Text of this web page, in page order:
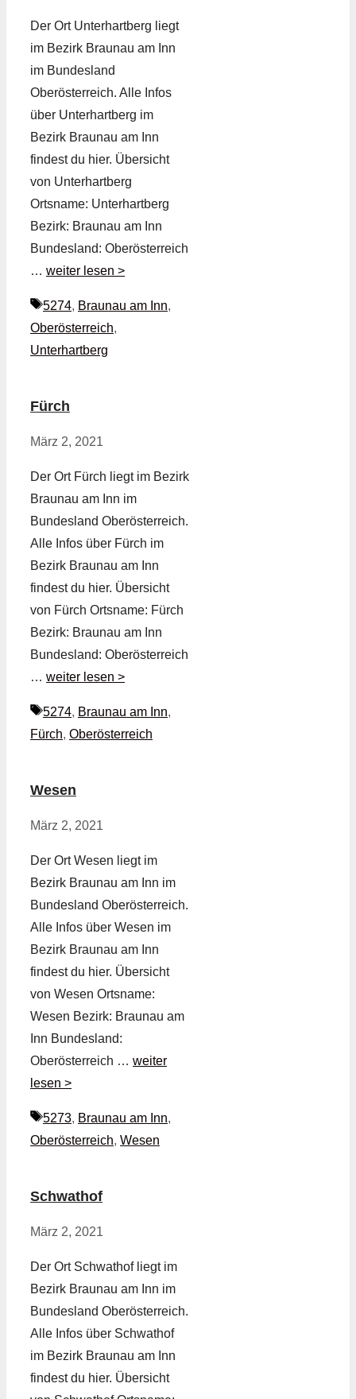
Der Ort Unterhartberg liegt
im Bezirk Braunau am Inn
im Bundesland
Oberösterreich. Alle Infos
über Unterhartberg im
Bezirk Braunau am Inn
findest du hier. Übersicht
von Unterhartberg
Ortsname: Unterhartberg
Bezirk: Braunau am Inn
Bundesland: Oberösterreich
… weiter lesen >
Schlagwörter
5274, Braunau am Inn,
Oberösterreich,
Unterhartberg
Fürch
März 2, 2021
Der Ort Fürch liegt im Bezirk
Braunau am Inn im
Bundesland Oberösterreich.
Alle Infos über Fürch im
Bezirk Braunau am Inn
findest du hier. Übersicht
von Fürch Ortsname: Fürch
Bezirk: Braunau am Inn
Bundesland: Oberösterreich
… weiter lesen >
Schlagwörter
5274, Braunau am Inn,
Fürch, Oberösterreich
Wesen
März 2, 2021
Der Ort Wesen liegt im
Bezirk Braunau am Inn im
Bundesland Oberösterreich.
Alle Infos über Wesen im
Bezirk Braunau am Inn
findest du hier. Übersicht
von Wesen Ortsname:
Wesen Bezirk: Braunau am
Inn Bundesland:
Oberösterreich … weiter
lesen >
Schlagwörter
5273, Braunau am Inn,
Oberösterreich, Wesen
Schwathof
März 2, 2021
Der Ort Schwathof liegt im
Bezirk Braunau am Inn im
Bundesland Oberösterreich.
Alle Infos über Schwathof
im Bezirk Braunau am Inn
findest du hier. Übersicht